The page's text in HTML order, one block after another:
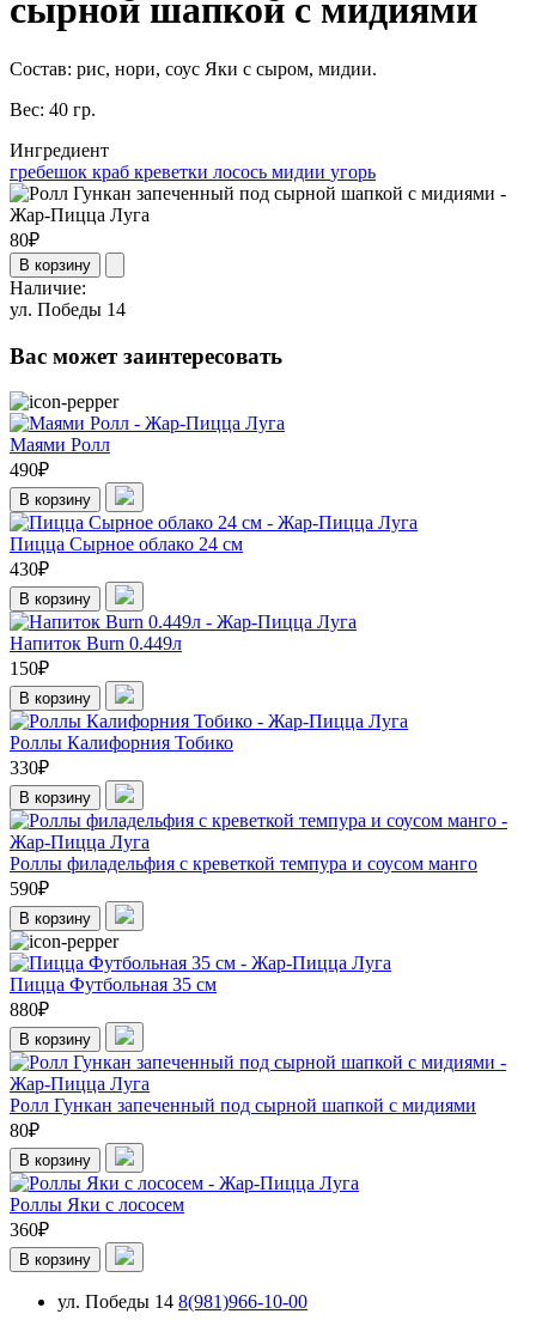
сырной шапкой с мидиями
Состав: рис, нори, соус Яки с сыром, мидии.
Вес: 40 гр.
Ингредиент
гребешок краб креветки лосось мидии угорь
80₽
В корзину
Наличие:
ул. Победы 14
Вас может заинтересовать
Маями Ролл
490₽
В корзину
Пицца Сырное облако 24 см
430₽
В корзину
Напиток Burn 0.449л
150₽
В корзину
Роллы Калифорния Тобико
330₽
В корзину
Роллы филадельфия с креветкой темпура и соусом манго
590₽
В корзину
Пицца Футбольная 35 см
880₽
В корзину
Ролл Гункан запеченный под сырной шапкой с мидиями
80₽
В корзину
Роллы Яки с лососем
360₽
В корзину
ул. Победы 14 8(981)966-10-00